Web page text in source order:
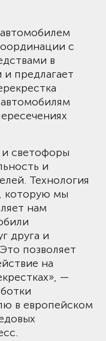
с
в
предлагает
светофоры
и
Технология
которую мы
нам
друга и
позволяет
на
—
в европейском